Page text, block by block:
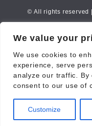
We value your
We use cookies to
experience, serve
analyze our traffic. By
consent to our use of
Customize
© All rights reserved